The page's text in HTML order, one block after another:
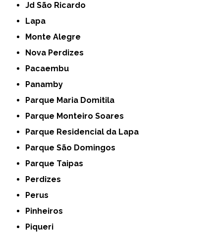
Jd São Ricardo
Lapa
Monte Alegre
Nova Perdizes
Pacaembu
Panamby
Parque Maria Domitila
Parque Monteiro Soares
Parque Residencial da Lapa
Parque São Domingos
Parque Taipas
Perdizes
Perus
Pinheiros
Piqueri